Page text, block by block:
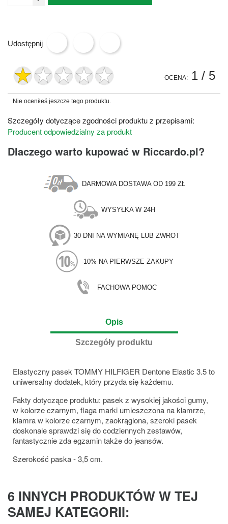
Udostępnij
OCENA: 1 / 5
Nie oceniłeś jeszcze tego produktu.
Szczegóły dotyczące zgodności produktu z przepisami:
Producent odpowiedzialny za produkt
Dlaczego warto kupować w Riccardo.pl?
DARMOWA DOSTAWA OD 199 ZŁ
WYSYŁKA W 24H
30 DNI NA WYMIANĘ LUB ZWROT
-10% NA PIERWSZE ZAKUPY
FACHOWA POMOC
Opis
Szczegóły produktu
Elastyczny pasek TOMMY HILFIGER Dentone Elastic 3.5 to
uniwersalny dodatek, który przyda się każdemu.
Fakty dotyczące produktu: pasek z wysokiej jakości gumy,
w kolorze czarnym, flaga marki umieszczona na klamrze,
klamra w kolorze czarnym, zaokrąglona, szeroki pasek
doskonale sprawdzi się do codziennych zestawów,
fantastycznie zda egzamin także do jeansów.
Szerokość paska - 3,5 cm.
6 INNYCH PRODUKTÓW W TEJ
SAMEJ KATEGORII: